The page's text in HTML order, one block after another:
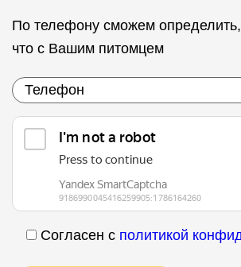
По телефону сможем определить,
что с Вашим питомцем
Согласен с политикой